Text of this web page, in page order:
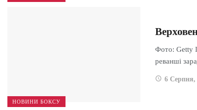
НОВИНИ БОКСУ
Фото: Getty
реванші
6 Серпня,